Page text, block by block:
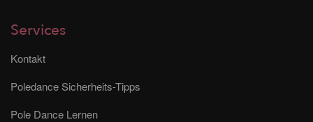
Services
Kontakt
Poledance Sicherheits-Tipps
Pole Dance Lernen